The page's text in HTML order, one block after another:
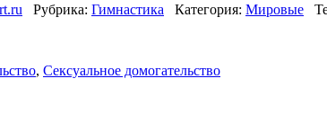
Рубрика: Гимнастика Категория: Мировые
, Сексуальное домогательство